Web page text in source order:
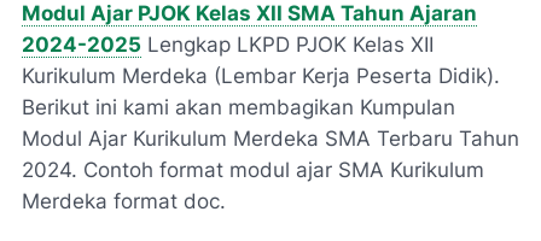
Modul Ajar PJOK Kelas XII SMA Tahun Ajaran
2024-2025 Lengkap LKPD PJOK Kelas XII
Kurikulum Merdeka (Lembar Kerja Peserta Didik).
Berikut ini kami akan membagikan Kumpulan
Modul Ajar Kurikulum Merdeka SMA Terbaru Tahun
2024. Contoh format modul ajar SMA Kurikulum
Merdeka format doc.